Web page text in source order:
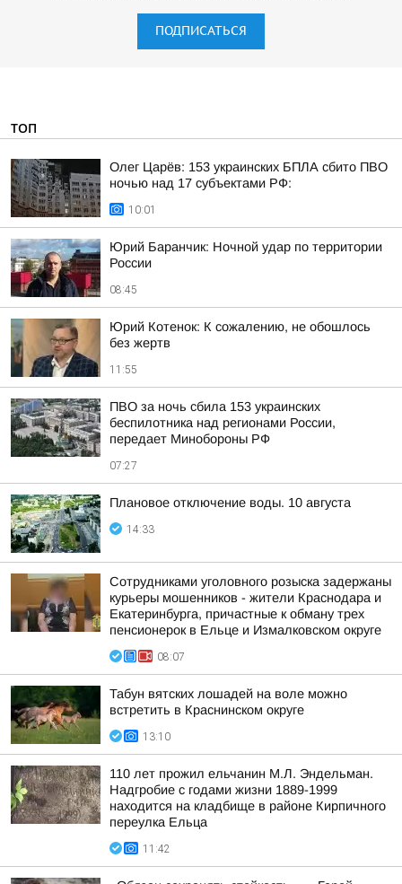
ПОДПИСАТЬСЯ
ТОП
Олег Царёв: 153 украинских БПЛА сбито ПВО
ночью над 17 субъектами РФ:
10:01
Юрий Баранчик: Ночной удар по территории
России
08:45
Юрий Котенок: К сожалению, не обошлось
без жертв
11:55
ПВО за ночь сбила 153 украинских
беспилотника над регионами России,
передает Минобороны РФ
07:27
Плановое отключение воды. 10 августа
14:33
Сотрудниками уголовного розыска задержаны
курьеры мошенников - жители Краснодара и
Екатеринбурга, причастные к обману трех
пенсионерок в Ельце и Измалковском округе
08:07
Табун вятских лошадей на воле можно
встретить в Краснинском округе
13:10
110 лет прожил ельчанин М.Л. Эндельман.
Надгробие с годами жизни 1889-1999
находится на кладбище в районе Кирпичного
переулка Ельца
11:42